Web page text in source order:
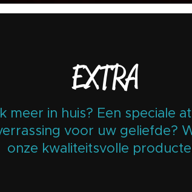
EXTRA
meer in huis? Een speciale
voor uw geliefde?
onze kwaliteitsvolle